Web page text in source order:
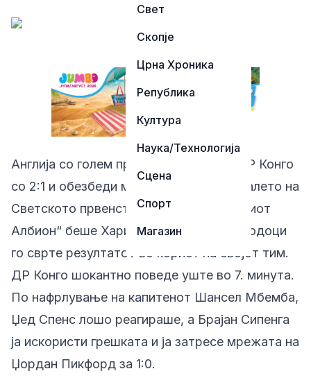
Свет
Скопје
Црна Хроника
Република
Култура
Наука/Технологија
Сцена
Спорт
Магазин
Англија со голем пресврт ја совлада ДР Конго
со 2:1 и обезбеди место во осминафиналето на
Светското првенство, а херој на „Гордиот
Албион“ беше Хари Кејн, кој со два погодоци
го сврте резултатот во корист на својот тим.
ДР Конго шокантно поведе уште во 7. минута.
По нафрлување на капитенот Шансел Мбемба,
Џед Спенс лошо реагираше, а Брајан Сипенга
ја искористи грешката и ја затресе мрежата на
Џордан Пикфорд за 1:0.